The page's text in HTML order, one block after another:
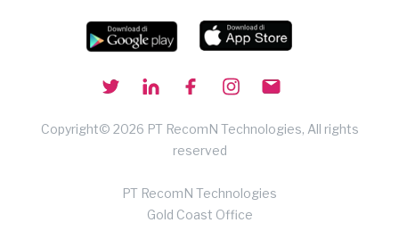
Copyright© 2026 PT RecomN Technologies, All rights
reserved
PT RecomN Technologies
Gold Coast Office